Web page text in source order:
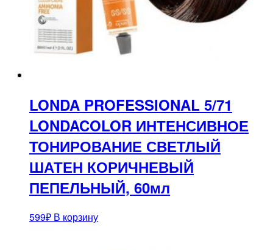
LONDA PROFESSIONAL 5/71
LONDACOLOR ИНТЕНСИВНОЕ
ТОНИРОВАНИЕ СВЕТЛЫЙ
ШАТЕН КОРИЧНЕВЫЙ
ПЕПЕЛЬНЫЙ, 60мл
599₽ В корзину